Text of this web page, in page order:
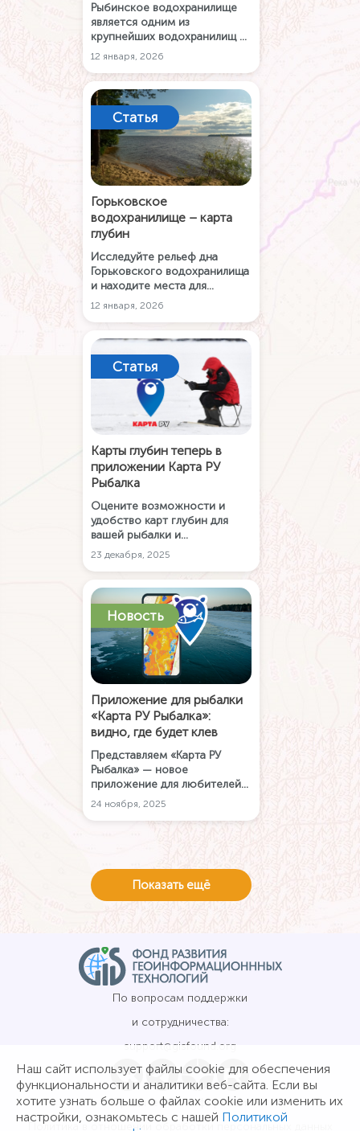
Рыбинское водохранилище
является одним из
крупнейших водохранилищ в
России. Рыбачьте и
путешествуйте по водоему с
картой глубин и
приложением Карта РУ
Рыбалка.
12 января, 2026
Статья
Горьковское
водохранилище – карта
глубин
Исследуйте рельеф дна
Горьковского водохранилища
и находите места для
рыбалки с интерактивной
офлайн-картой глубин.
12 января, 2026
Статья
Карты глубин теперь в
приложении Карта РУ
Рыбалка
Оцените возможности и
удобство карт глубин для
вашей рыбалки и
путешествий!
23 декабря, 2025
Новость
Приложение для рыбалки
«Карта РУ Рыбалка»:
видно, где будет клев
Представляем «Карта РУ
Рыбалка» — новое
приложение для любителей
рыбалки, в котором нужная
карта глубин доступна
практически мгновенно и
24 ноября, 2025
Показать ещё
Наш сайт использует файлы cookie для обеспечения
функциональности и аналитики веб-сайта. Если вы
хотите узнать больше о файлах cookie или изменить их
настройки, ознакомьтесь с нашей Политикой
По вопросам поддержки
и сотрудничества:
support@gisfound.org
Юридическая информация
Политика в отношении обработки персональных данных